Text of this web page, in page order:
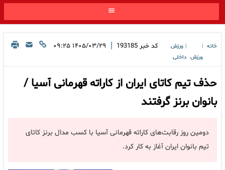
خانه
ورزش
ورزش
داخلی
کد خبر 193185
| ۱۴۰۵/۰۳/۲۹ ۰۹:۲۵
حذف تیم کاتای ایران از کاراته قهرمانی آسیا /
بانوان برنز گرفتند
دومین روز رقابت‌های کاراته قهرمانی آسیا با کسب مدال برنز کاتای
تیم بانوان ایران آغاز به کار کرد.